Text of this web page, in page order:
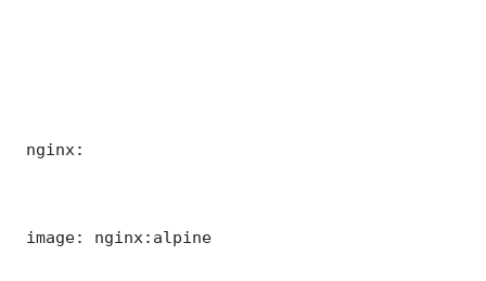
nginx:
image: nginx:alpine